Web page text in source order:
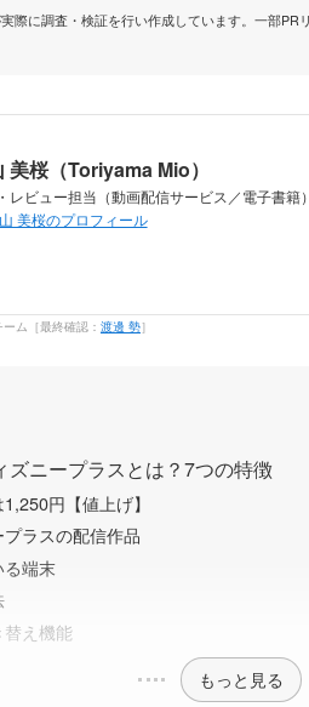
際に調査・検証を行い作成しています。一部
美桜（Toriyama Mio）
レビュー担当（動画配信サービス／電子書籍）
美桜のプロフィール
ム［最終確認： 渡邊 勢］
ズニープラスとは？7つの特徴
円【値上げ】
ラスの配信作品
端末
え機能
もっと見る